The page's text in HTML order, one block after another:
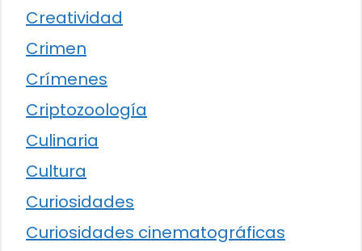
Creatividad
Crimen
Crímenes
Criptozoología
Culinaria
Cultura
Curiosidades
Curiosidades cinematográficas